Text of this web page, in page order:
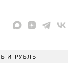
И РУБЛЬ